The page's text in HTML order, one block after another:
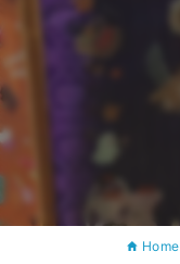
Home